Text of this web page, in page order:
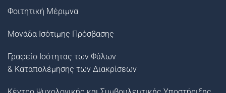
Φοιτητική Μέριμνα
Μονάδα Ισότιμης Πρόσβασης
Γραφείο Ισότητας των Φύλων
& Καταπολέμησης των Διακρίσεων